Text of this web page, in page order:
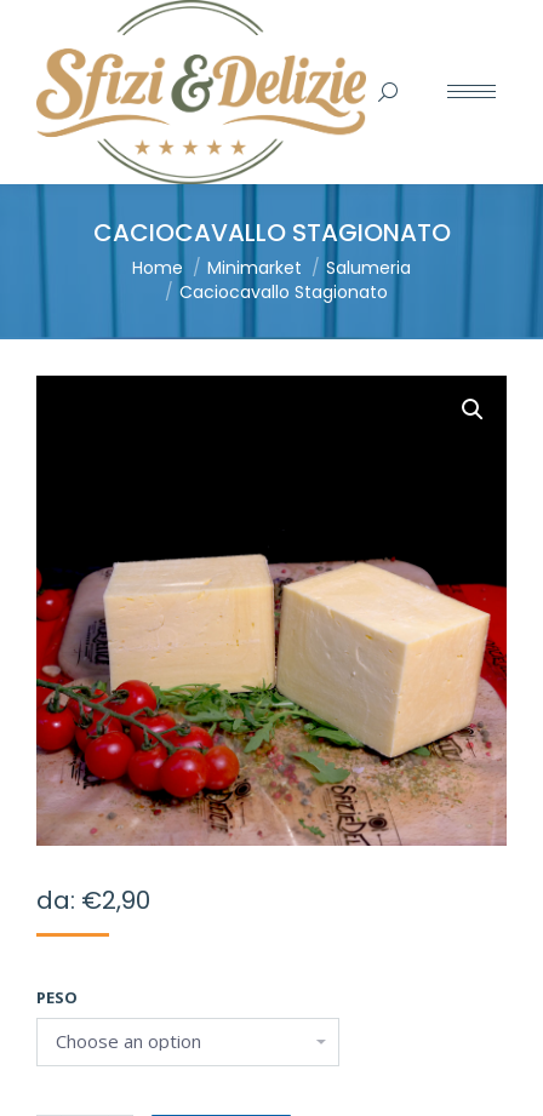
Search:
CACIOCAVALLO STAGIONATO
You are here:Home Minimarket
Salumeria
Caciocavallo Stagionato
da: €2,90
PESO